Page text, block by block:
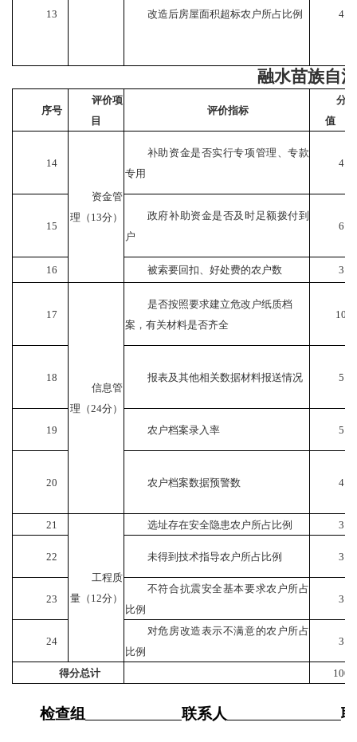
13 改造后房屋面积超标农户所占比例 4
融水苗族自
序号
评价项
目
评价指标
分
值
14
资金管
理（ 13分）
补助资金是否实行专项管理、专款
专用
4
15
政府补助资金是否及时足额拨付到
户
6
16 被索要回扣、好处费的农户数 3
17
信息管
理（24分）
是否按照要求建立危改户纸质档
案，有关材料是否齐全
10
18 报表及其他相关数据材料报送情况
5
19 农户档案录入率 5
20 农户档案数据预警数 4
21
工程质
量（ 12分）
选址存在安全隐患农户所占比例 3
22 未得到技术指导农户所占比例 3
23
不符合抗震安全基本要求农户所占
比例
3
24
对危房改造表示不满意的农户所占
比例
3
得分总计 100
检查组 联系人